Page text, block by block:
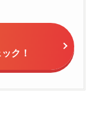
ク！